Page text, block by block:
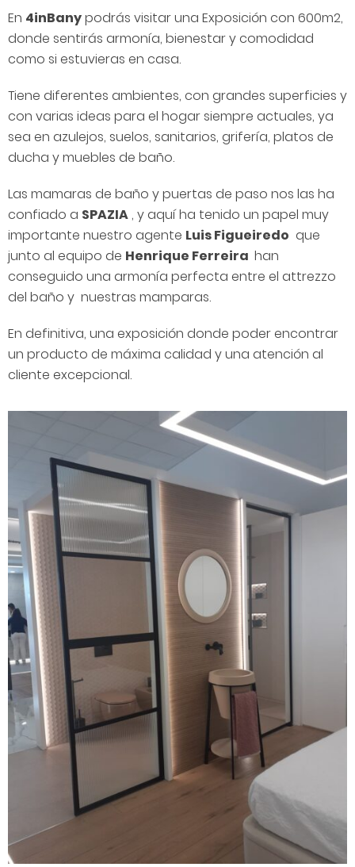
En 4inBanypodrás visitar una Exposición con 600m2,
donde sentirás armonía, bienestar y comodidad
como si estuvieras en casa.
Tiene diferentes ambientes, con grandes superficies y
con varias ideas para el hogar siempre actuales, ya
sea en azulejos, suelos, sanitarios, grifería, platos de
ducha y muebles de baño.
Las mamaras de baño y puertas de paso nos las ha
confiado a SPAZIA, y aquí ha tenido un papel muy
importante nuestro agente Luis Figueiredo que
junto al equipo de Henrique Ferreira han
conseguido una armonía perfecta entre el attrezzo
del baño y nuestras mamparas.
En definitiva, una exposición donde poder encontrar
un producto de máxima calidad y una atención al
cliente excepcional.